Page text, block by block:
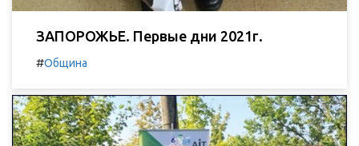
ЗАПОРОЖЬЕ. Первые дни 2021г.
#Община